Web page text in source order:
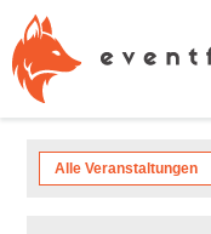
Alle Veranstaltungen